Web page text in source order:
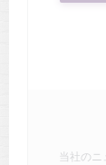
当社の